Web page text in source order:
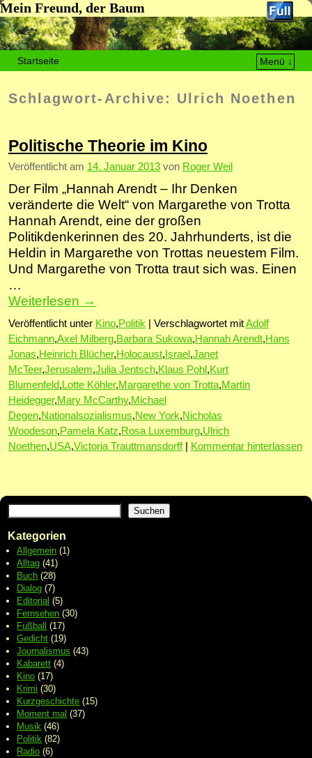
Mein Freund, der Baum
Startseite
Menü ↓
Schlagwort-Archive: Ulrich Noethen
Politische Theorie im Kino
Veröffentlicht am 14. Januar 2013 von Roger Weil
Der Film „Hannah Arendt – Ihr Denken
veränderte die Welt“ von Margarethe von Trotta
Hannah Arendt, eine der großen
Politikdenkerinnen des 20. Jahrhunderts, ist die
Heldin in Margarethe von Trottas neuestem Film.
Und Margarethe von Trotta traut sich was. Einen
…
Weiterlesen →
Veröffentlicht unter Kino,Politik Verschlagwortet mitAdolf
Eichmann,Axel Milberg,Barbara Sukowa,Hannah Arendt,Hans
Jonas,Heinrich Blücher,Holocaust, Israel ,Janet
McTeer,Jerusalem,Julia Jentsch,Klaus Pohl ,Kurt
Blumenfeld, Lotte Köhler,Margarethe von Trotta,Martin
Heidegger,Mary McCarthy,Michael
Degen,Nationalsozialismus,New York,Nicholas
Woodeson,Pamela Katz,Rosa Luxemburg,Ulrich
Noethen,USA,Victoria Trauttmansdorff Kommentar hinterlassen
Suchen
Kategorien
Allgemein (1)
Alltag (41)
Buch (28)
Dialog (7)
Editorial (5)
Fernsehen (30)
Fußball (17)
Gedicht (19)
Journalismus (43)
Kabarett (4)
Kino (17)
Krimi (30)
Kurzgeschichte (15)
Moment mal (37)
Musik (46)
Politik (82)
Radio (6)